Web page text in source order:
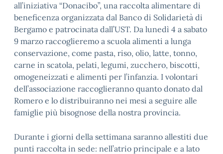
all’iniziativa “Donacibo”, una raccolta alimentare di
beneficenza organizzata dal Banco di Solidarietà di
Bergamo e patrocinata dall’UST. Da lunedì 4 a sabato
9 marzo raccoglieremo a scuola alimenti a lunga
conservazione, come pasta, riso, olio, latte, tonno,
carne in scatola, pelati, legumi, zucchero, biscotti,
omogeneizzati e alimenti per l’infanzia. I volontari
dell’associazione raccoglieranno quanto donato dal
Romero e lo distribuiranno nei mesi a seguire alle
famiglie più bisognose della nostra provincia.
Durante i giorni della settimana saranno allestiti due
punti raccolta in sede: nell’atrio principale e a lato